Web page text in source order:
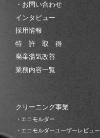
・お問い合わせ
インタビュー
採用情報
特 許 取 得
廃棄湯気改善
業務内容一覧
クリーニング事業
・エコモルダー
・エコモルダーユーザーレビュー